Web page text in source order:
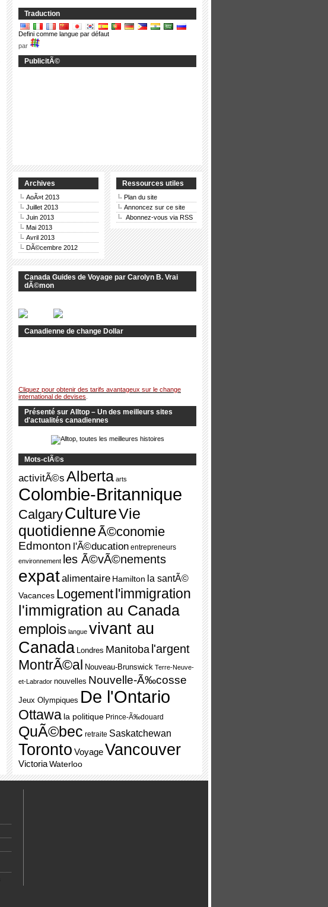
Traduction
Defini comme langue par défaut
par
PublicitÃ©
Archives
AoÃ»t 2013
Juillet 2013
Juin 2013
Mai 2013
Avril 2013
DÃ©cembre 2012
Ressources utiles
Plan du site
Annoncez sur ce site
Abonnez-vous via RSS
Canada Guides de Voyage par Carolyn B. Vrai
dÃ©mon
Canadienne de change Dollar
Cliquez pour obtenir des tarifs avantageux sur le change
international de devises
Présenté sur Alltop – Un des meilleurs sites
d'actualités canadiennes
Mots-clÃ©s
activitÃ©s Alberta arts
Colombie-Britannique
CalgaryCultureVie
quotidienneÃ©conomie
Edmonton l'Ã©ducation entrepreneurs
environnement les Ã©vÃ©nements
expatalimentaire Hamilton la santÃ©
Vacances Logementl'immigration
l'immigration au Canada
emplois langue vivant au
Canada Londres Manitoba l'argent
MontrÃ©al Nouveau-Brunswick Terre-Neuve-
et-Labrador nouvelles Nouvelle-Ã‰cosse
Jeux Olympiques De l'Ontario
Ottawa la politique Prince-Ã‰douard
QuÃ©bec retraite Saskatchewan
Toronto VoyageVancouver
Victoria Waterloo